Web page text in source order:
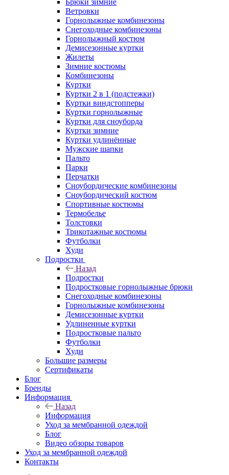
Брюки зимние
Ветровки
Горнолыжные комбинезоны
Снегоходные комбинезоны
Горнолыжный костюм
Демисезонные куртки
Жилеты
Зимние костюмы
Комбинезоны
Куртки
Куртки 2 в 1 (подстежки)
Куртки виндстопперы
Куртки горнолыжные
Куртки для сноуборда
Куртки зимние
Куртки удлинённые
Мужские шапки
Пальто
Парки
Перчатки
Сноубордические комбинезоны
Сноубордический костюм
Спортивные костюмы
Термобелье
Толстовки
Трикотажные костюмы
Футболки
Худи
Подростки
Назад
Подростки
Подростковые горнолыжные брюки
Снегоходные комбинезоны
Горнолыжные комбинезоны
Демисезонные куртки
Удлиненные куртки
Подростковые пальто
Футболки
Худи
Большие размеры
Сертификаты
Блог
Бренды
Информация
Назад
Информация
Уход за мембранной одеждой
Блог
Видео обзоры товаров
Уход за мембранной одеждой
Контакты